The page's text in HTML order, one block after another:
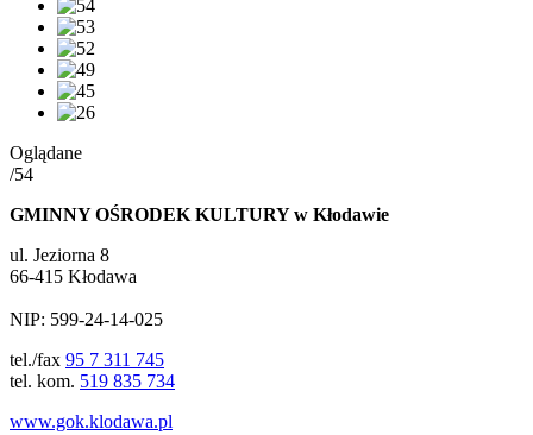
Oglądane
/54
GMINNY OŚRODEK KULTURY w Kłodawie
ul. Jeziorna 8
66-415 Kłodawa
NIP: 599-24-14-025
tel./fax 95 7 311 745
tel. kom. 519 835 734
www.gok.klodawa.pl